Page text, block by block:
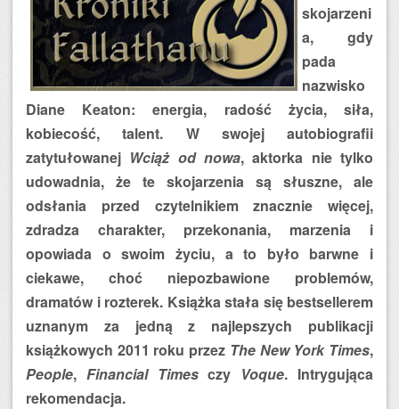
skojarzeni
a, gdy
pada
nazwisko
Diane Keaton: energia, radość życia, siła,
kobiecość, talent. W swojej autobiografii
zatytułowanej Wciąż od nowa, aktorka nie tylko
udowadnia, że te skojarzenia są słuszne, ale
odsłania przed czytelnikiem znacznie więcej,
zdradza charakter, przekonania, marzenia i
opowiada o swoim życiu, a to było barwne i
ciekawe, choć niepozbawione problemów,
dramatów i rozterek. Książka stała się bestsellerem
uznanym za jedną z najlepszych publikacji
książkowych 2011 roku przez The New York Times,
People, Financial Timesczy Voque. Intrygująca
rekomendacja.